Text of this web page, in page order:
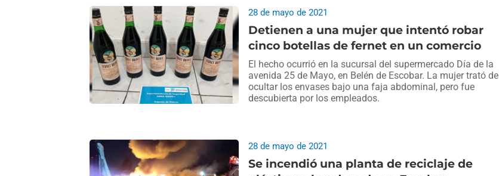
Detienen a una mujer que intentó robar
cinco botellas de fernet en un comercio
28 de mayo de 2021
El hecho ocurrió en la sucursal del supermercado Día de la
avenida 25 de Mayo, en Belén de Escobar. La mujer trató de
ocultar los envases bajo una faja abdominal, pero fue
descubierta por los empleados.
Se incendió una planta de reciclaje de
28 de mayo de 2021